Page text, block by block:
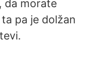
da morate
pa je dolžan